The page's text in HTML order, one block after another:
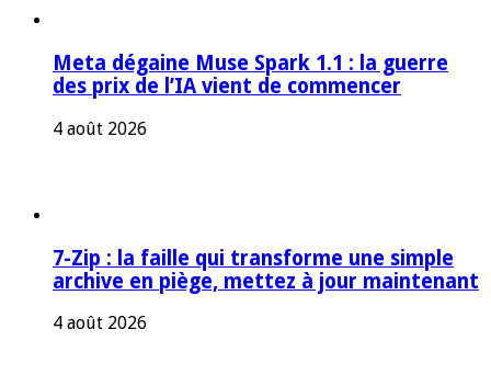
Meta dégaine Muse Spark 1.1 : la guerre
des prix de l’IA vient de commencer
4 août 2026
7-Zip : la faille qui transforme une simple
archive en piège, mettez à jour maintenant
4 août 2026